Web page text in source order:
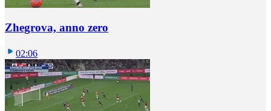
Zhegrova, anno zero
02:06